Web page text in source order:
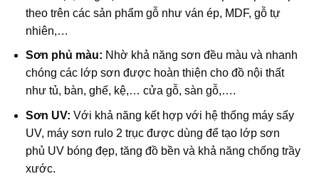
theo trên các sản phẩm gỗ như ván ép, MDF, gỗ tự
nhiên,…
Sơn phủ màu: Nhờ khả năng sơn đều màu và nhanh
chóng các lớp sơn được hoàn thiện cho đồ nội thất
như tủ, bàn, ghế, kệ,… cửa gỗ, sàn gỗ,….
Sơn UV: Với khả năng kết hợp với hệ thống máy sấy
UV, máy sơn rulo 2 trục được dùng để tạo lớp sơn
phủ UV bóng đẹp, tăng đồ bền và khả năng chống trầy
xước.